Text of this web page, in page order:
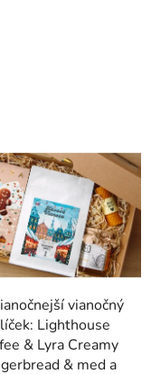
vianočný
Lighthouse
& Lyra Creamy
& med a